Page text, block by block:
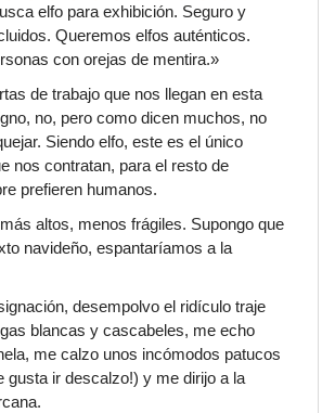
elfo para exhibición. Seguro y
Queremos elfos auténticos.
con orejas de mentira.»
de trabajo que nos llegan en esta
no, pero como dicen muchos, no
Siendo elfo, este es el único
nos contratan, para el resto de
prefieren humanos.
altos, menos frágiles. Supongo que
navideño, espantaríamos a la
desempolvo el ridículo traje
blancas y cascabeles, me echo
me calzo unos incómodos patucos
gusta ir descalzo!) y me dirijo a la